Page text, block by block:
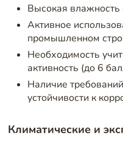
Высокая влажность
Активное
промышленном
Необходимость
активность (до 6
Наличие
устойчивости к
Климатические и